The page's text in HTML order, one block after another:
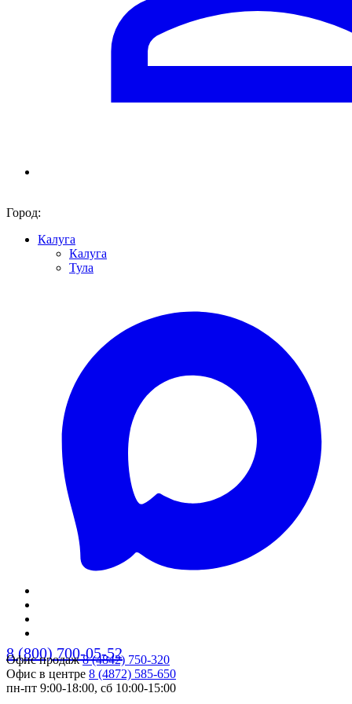
Город:
Калуга
Калуга
Тула
8 (800) 700-05-52
Офис продаж8 (4842) 750-320
Офис в центре 8 (4872) 585-650
пн-пт 9:00-18:00, сб 10:00-15:00